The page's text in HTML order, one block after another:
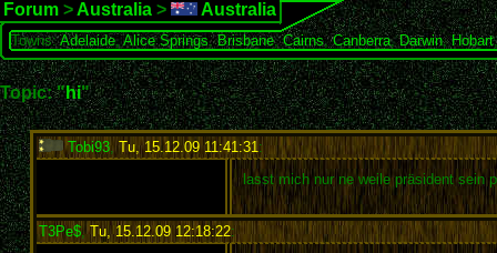
Forum > Australia > Australia
Towns:Adelaide,Alice Springs,Brisbane,Cairns,Canberra,Darwin,Hobart
Topic: "hi"
Tobi93,Tu, 15.12.09 11:41:31 :
lasst mich nur ne weile präsident sein
T3Pe$,Tu, 15.12.09 12:18:22: